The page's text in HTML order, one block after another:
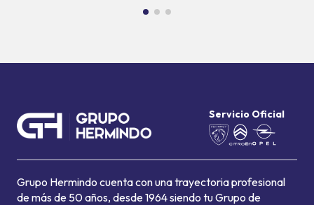
Servicio Oficial
Grupo Hermindo cuenta con una trayectoria profesional
de más de 50 años, desde 1964 siendo tu Grupo de